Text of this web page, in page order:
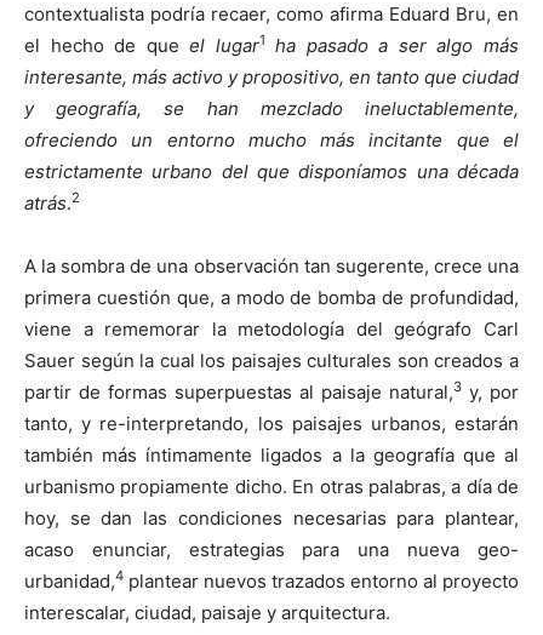
contextualista podría recaer, como afirma Eduard Bru, en
el hecho de queel lugar1
ha pasado a ser algo más
interesante, más activo y propositivo, en tanto que ciudad
y geografía, se han mezclado ineluctablemente,
ofreciendo un entorno mucho más incitante que el
estrictamente urbano del que disponíamos una década
atrás.2
A la sombra de una observación tan sugerente, crece una
primera cuestión que, a modo de bomba de profundidad,
viene a rememorar la metodología del geógrafo Carl
Sauer según la cual los paisajes culturales son creados a
partir de formas superpuestas al paisaje natural,3 y, por
tanto, y re-interpretando, los paisajes urbanos, estarán
también más íntimamente ligados a la geografía que al
urbanismo propiamente dicho. En otras palabras, a día de
hoy, se dan las condiciones necesarias para plantear,
acaso enunciar, estrategias para una nueva geo-
urbanidad,4 plantear nuevos trazados entorno al proyecto
interescalar, ciudad, paisaje y arquitectura.